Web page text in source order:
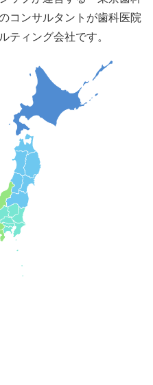
コンサルタントが歯科医院
ティング会社です。